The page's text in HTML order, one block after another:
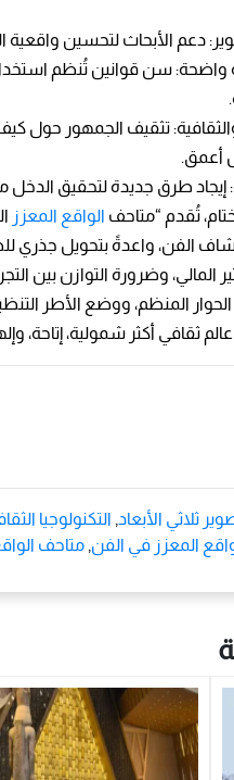
دعم الأبحاث لتحسين واقعية
واضحة: سن قوانين تُنظم
والثقافية: تثقيف الجمهور
أعمق.
إيجاد طرق جديدة لتحقيق الدخل
تُقدم “متاحف الواقع المعزز
الفن، واعدةً بتحويل جذري
المالي، وضرورة التوازن بين
الحوار المنظم، ووضع الأطر
ثقافي أكثر شمولية، إتاحة،
ثلاثي الأبعاد, التكنولوجيا
المعزز في الفن, متاحف